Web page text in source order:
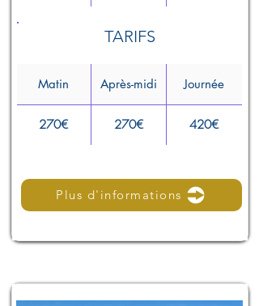
TARIFS
Matin Après-midi Journée
270€ 270€ 420€
Plus d'informations